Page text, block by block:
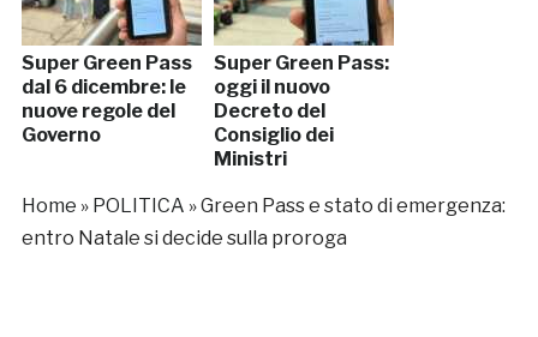
Super Green Pass
dal 6 dicembre: le
nuove regole del
Governo
Super Green Pass:
oggi il nuovo
Decreto del
Consiglio dei
Ministri
Home » POLITICA »Green Pass e stato di emergenza:
entro Natale si decide sulla proroga